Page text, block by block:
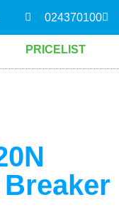
024370100
PRICELIST